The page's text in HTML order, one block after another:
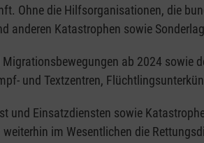
Ohne die Hilfsorganisationen, die
anderen Katastrophen sowie
ab 2024
und Textzentren,
und Einsatzdiensten sowie
im Wesentlichen die